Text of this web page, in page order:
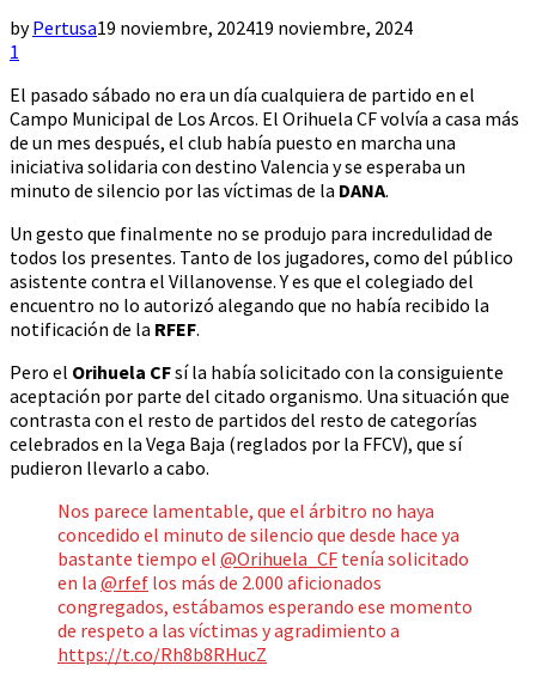
byPertusa19 noviembre, 202419 noviembre, 2024
1
El pasado sábado no era un día cualquiera de partido en el
Campo Municipal de Los Arcos. El Orihuela CF volvía a casa más
de un mes después, el club había puesto en marcha una
iniciativa solidaria con destino Valencia y se esperaba un
minuto de silencio por las víctimas de la DANA.
Un gesto que finalmente no se produjo para incredulidad de
todos los presentes. Tanto de los jugadores, como del público
asistente contra el Villanovense. Y es que el colegiado del
encuentro no lo autorizó alegando que no había recibido la
notificación de la RFEF.
Pero el Orihuela CFsí la había solicitado con la consiguiente
aceptación por parte del citado organismo. Una situación que
contrasta con el resto de partidos del resto de categorías
celebrados en la Vega Baja (reglados por la FFCV), que sí
pudieron llevarlo a cabo.
Nos parece lamentable, que el árbitro no haya
concedido el minuto de silencio que desde hace ya
bastante tiempo el @Orihuela_CF tenía solicitado
en la @rfef los más de 2.000 aficionados
congregados, estábamos esperando ese momento
de respeto a las víctimas y agradimiento a
https://t.co/Rh8b8RHucZ